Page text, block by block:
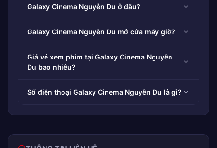
Galaxy Cinema Nguyễn Du ở đâu?
Galaxy Cinema Nguyễn Du mở cửa mấy giờ?
Giá vé xem phim tại Galaxy Cinema Nguyễn
Du bao nhiêu?
Số điện thoại Galaxy Cinema Nguyễn Du là gì?